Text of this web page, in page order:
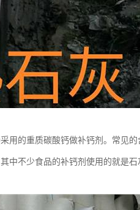
用的重质碳酸钙做补钙剂。常见的
中不少食品的补钙剂使用的就是石